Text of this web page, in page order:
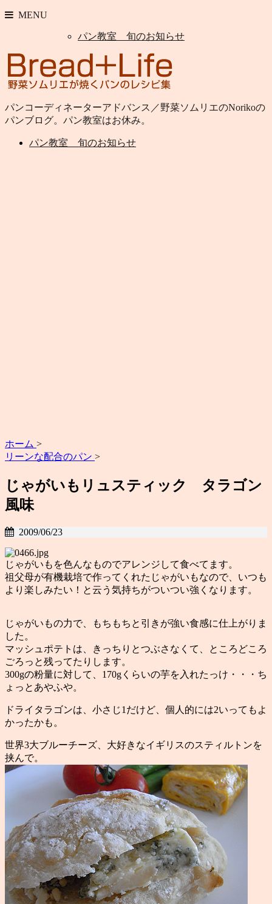
MENU
パン教室 旬のお知らせ
パンコーディネーターアドバンス／野菜ソムリエのNorikoの
パンブログ。パン教室はお休み。
パン教室 旬のお知らせ
ホーム >
リーンな配合のパン >
じゃがいもリュスティック タラゴン
風味
2009/06/23
じゃがいもを色んなものでアレンジして食べてます。
祖父母が有機栽培で作ってくれたじゃがいもなので、いつも
より楽しみたい！と云う気持ちがついつい強くなります。
じゃがいもの力で、もちもちと引きが強い食感に仕上がりま
した。
マッシュポテトは、きっちりとつぶさなくて、ところどころ
ごろっと残ってたりします。
300gの粉量に対して、170gくらいの芋を入れたっけ・・・ち
ょっとあやふや。
ドライタラゴンは、小さじ1だけど、個人的には2いってもよ
かったかも。
世界3大ブルーチーズ、大好きなイギリスのスティルトンを
挟んで。